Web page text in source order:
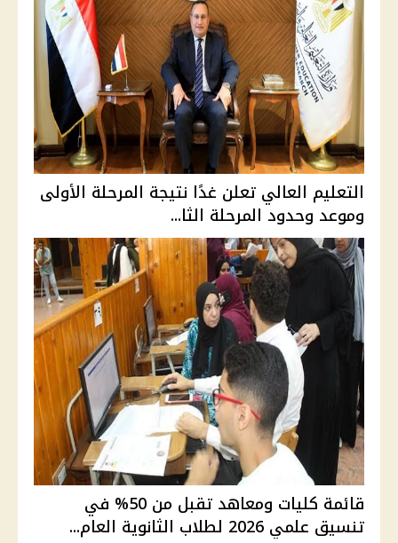
التعليم العالي تعلن غدًا نتيجة المرحلة الأولى
وموعد وحدود المرحلة الثا...
قائمة كليات ومعاهد تقبل من 50% في
تنسيق علمي 2026 لطلاب الثانوية العام...